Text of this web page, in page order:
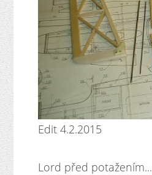
Edit 4.2.2015
Lord před potažením...